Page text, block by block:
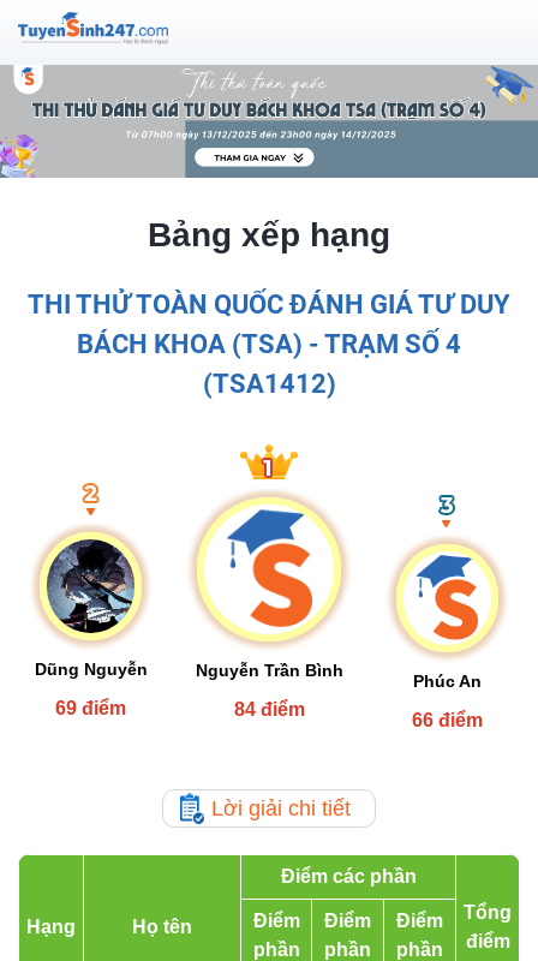
Bảng xếp hạng
THI THỬ TOÀN QUỐC ĐÁNH GIÁ TƯ DUY
BÁCH KHOA (TSA) - TRẠM SỐ 4
(TSA1412)
Dũng Nguyễn
69 điểm
Nguyễn Trần Bình
84 điểm
Phúc An
66 điểm
Lời giải chi tiết
Hạng Họ tên
Điểm các phần
Tổng
điểm
Điểm
phần
Điểm
phần
Điểm
phần